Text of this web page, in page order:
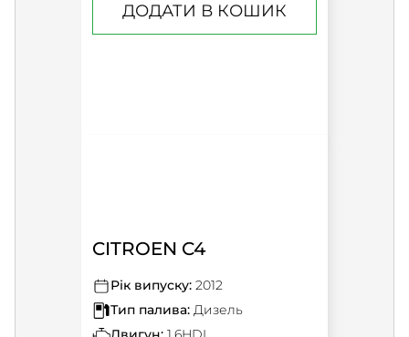
ДОДАТИ В КОШИК
CITROEN C4
Рік випуску: 2012
Тип палива: Дизель